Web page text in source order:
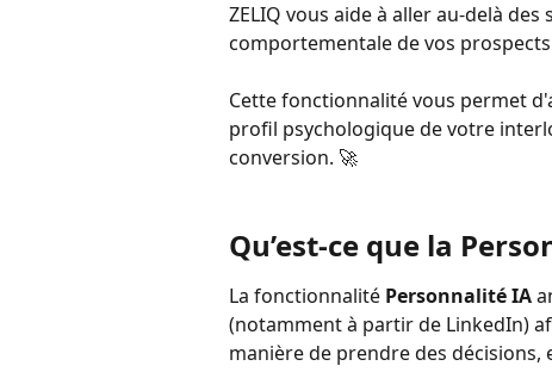
ZELIQ vous aide à aller au-delà
comportementale de vos prospects
Cette fonctionnalité vous permet
profil psychologique de votre
conversion. 🚀
Qu’est-ce que la
La fonctionnalité Personnalité IA
(notamment à partir de LinkedIn)
manière de prendre des